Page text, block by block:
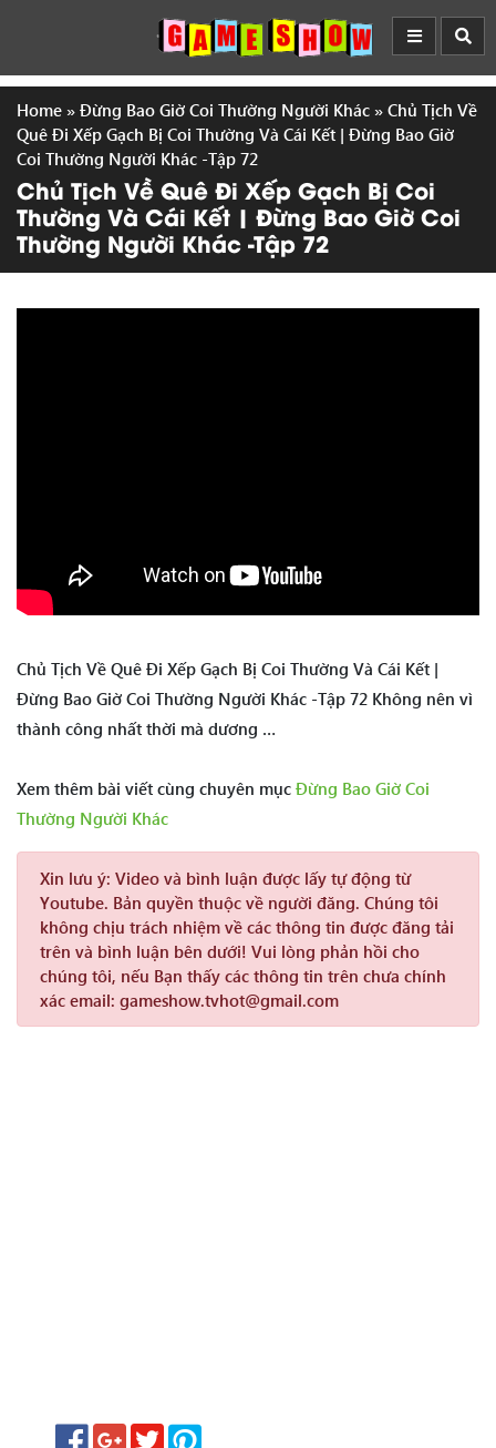
Home » Đừng Bao Giờ Coi Thường Người Khác » Chủ Tịch Về
Quê Đi Xếp Gạch Bị Coi Thường Và Cái Kết | Đừng Bao Giờ
Coi Thường Người Khác -Tập 72
Chủ Tịch Về Quê Đi Xếp Gạch Bị Coi
Thường Và Cái Kết | Đừng Bao Giờ Coi
Thường Người Khác -Tập 72
Chủ Tịch Về Quê Đi Xếp Gạch Bị Coi Thường Và Cái Kết |
Đừng Bao Giờ Coi Thường Người Khác -Tập 72 Không nên vì
thành công nhất thời mà dương …
Xem thêm bài viết cùng chuyên mục Đừng Bao Giờ Coi
Thường Người Khác
Xin lưu ý: Video và bình luận được lấy tự động từ
Youtube. Bản quyền thuộc về người đăng. Chúng tôi
không chịu trách nhiệm về các thông tin được đăng tải
trên và bình luận bên dưới! Vui lòng phản hồi cho
chúng tôi, nếu Bạn thấy các thông tin trên chưa chính
xác email: gameshow.tvhot@gmail.com